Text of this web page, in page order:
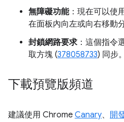
無障礙功能：現在可以使
在面板內向左或向右移動分
封鎖網路要求 ：這個指令
取方塊 (378058733) 同步。
下載預覽版頻道
建議使用 Chrome Canary、 開